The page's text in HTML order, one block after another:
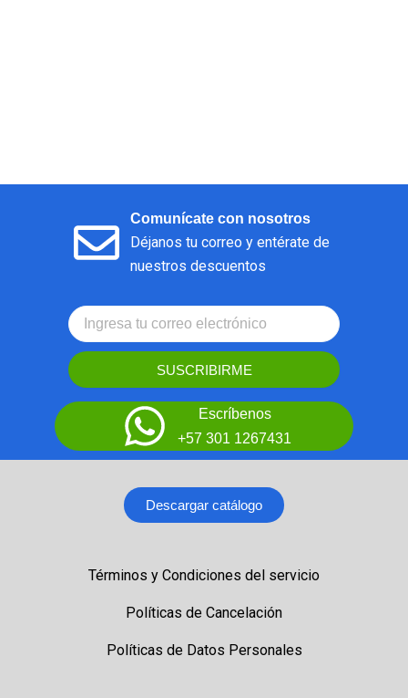
Comunícate con nosotros
Déjanos tu correo y entérate de
nuestros descuentos
SUSCRIBIRME
Escríbenos
+57 301 1267431
Descargar catálogo
Términos y Condiciones del servicio
Políticas de Cancelación
Políticas de Datos Personales